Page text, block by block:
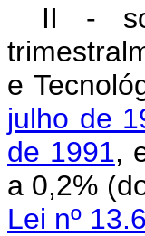
II -
e
julho de
de 1991,
a
Lei nº